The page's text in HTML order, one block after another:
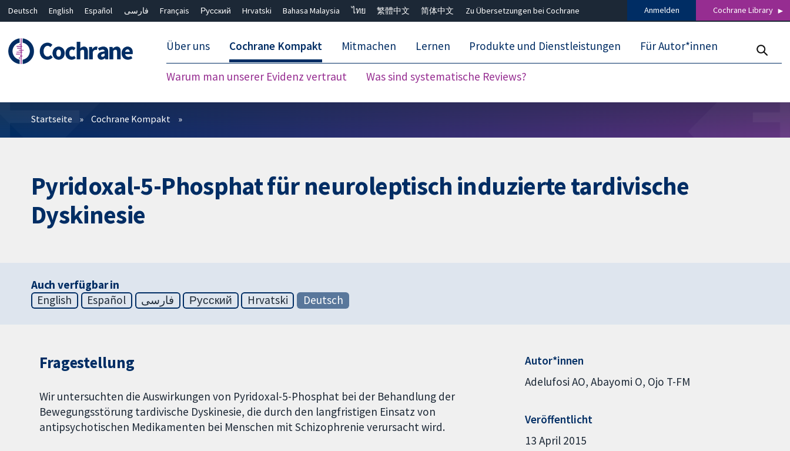
Deutsch English Español فارسی Français Русский Hrvatski Bahasa Malaysia ไทย 繁體中文 简体中文 Zu Übersetzungen bei Cochrane Anmelden Cochrane Library
Über uns Cochrane Kompakt
Warum man unserer Evidenz vertraut Was sind systematische Reviews?
Mitmachen Lernen Produkte und Dienstleistungen Für Autor*innen
Filter
Startseite Cochrane Kompakt
Pyridoxal-5-Phosphat für neuroleptisch induzierte tardivische
Dyskinesie
Auch verfügbar in
English
Español فارسی Русский Hrvatski Deutsch
Fragestellung
Wir untersuchten die Auswirkungen von Pyridoxal-5-Phosphat bei der Behandlung der
Bewegungsstörung tardivische Dyskinesie, die durch den langfristigen Einsatz von
antipsychotischen Medikamenten bei Menschen mit Schizophrenie verursacht wird.
Autor*innen
Adelufosi AO Abayomi O Ojo T-FM
Veröffentlicht
13 April 2015